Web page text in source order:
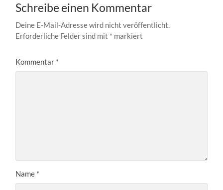
Schreibe einen Kommentar
Deine E-Mail-Adresse wird nicht veröffentlicht.
Erforderliche Felder sind mit * markiert
Kommentar *
Name *